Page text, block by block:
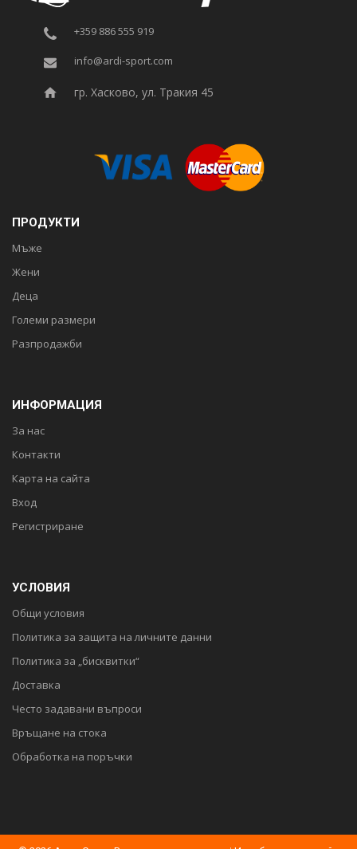
+359 886 555 919
info@ardi-sport.com
гр. Хасково, ул. Тракия 45
ПРОДУКТИ
Мъже
Жени
Деца
Големи размери
Разпродажби
ИНФОРМАЦИЯ
За нас
Контакти
Карта на сайта
Вход
Регистриране
УСЛОВИЯ
Общи условия
Политика за защита на личните данни
Политика за „бисквитки“
Доставка
Често задавани въпроси
Връщане на стока
Обработка на поръчки